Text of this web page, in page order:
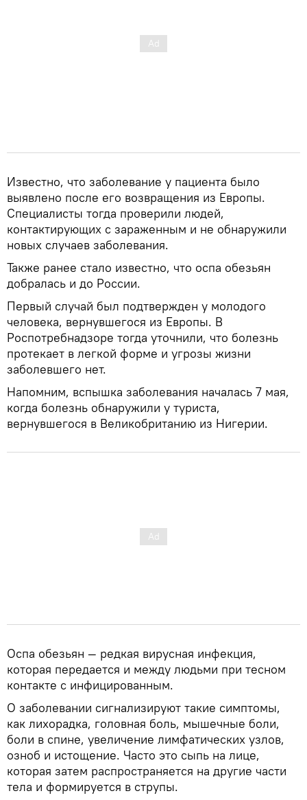
Известно, что заболевание у пациента было
выявлено после его возвращения из Европы.
Специалисты тогда проверили людей,
контактирующих с зараженным и не обнаружили
новых случаев заболевания.
Также ранее стало известно, что оспа обезьян
добралась и до России.
Первый случай был подтвержден у молодого
человека, вернувшегося из Европы. В
Роспотребнадзоре тогда уточнили, что болезнь
протекает в легкой форме и угрозы жизни
заболевшего нет.
Напомним, вспышка заболевания началась 7 мая,
когда болезнь обнаружили у туриста,
вернувшегося в Великобританию из Нигерии.
Оспа обезьян — редкая вирусная инфекция,
которая передается и между людьми при тесном
контакте с инфицированным.
О заболевании сигнализируют такие симптомы,
как лихорадка, головная боль, мышечные боли,
боли в спине, увеличение лимфатических узлов,
озноб и истощение. Часто это сыпь на лице,
которая затем распространяется на другие части
тела и формируется в струпы.